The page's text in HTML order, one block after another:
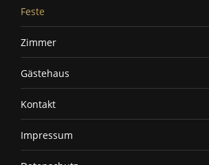
new
window
Feste
Zimmer
Gästehaus
Kontakt
Impressum